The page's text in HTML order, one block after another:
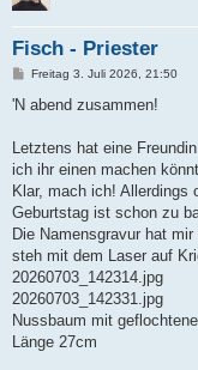
Fisch - Priester
B
a
Freitag 3. Juli 2026, 21:50
'N abend zusammen!
Letztens hat eine
ich ihr einen machen
Klar, mach ich! Allerdings
Geburtstag ist schon zu
Die Namensgravur hat
steh mit dem Laser auf
20260703_142314.jpg
20260703_142331.jpg
Nussbaum mit
Länge 27cm